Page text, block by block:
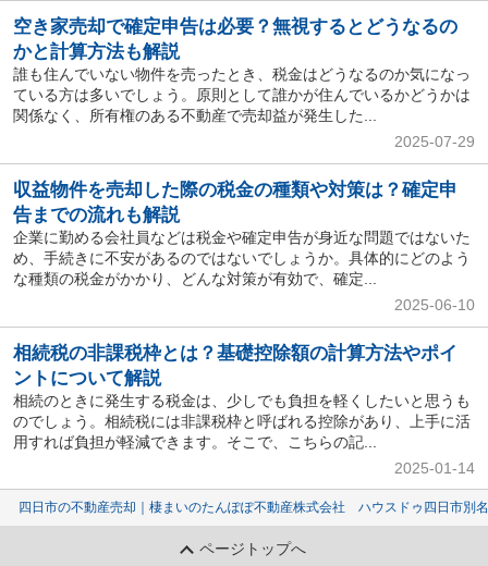
空き家売却で確定申告は必要？無視するとどうなるの
かと計算方法も解説
誰も住んでいない物件を売ったとき、税金はどうなるのか気になっ
ている方は多いでしょう。原則として誰かが住んでいるかどうかは
関係なく、所有権のある不動産で売却益が発生した...
2025-07-29
収益物件を売却した際の税金の種類や対策は？確定申
告までの流れも解説
企業に勤める会社員などは税金や確定申告が身近な問題ではないた
め、手続きに不安があるのではないでしょうか。具体的にどのよう
な種類の税金がかかり、どんな対策が有効で、確定...
2025-06-10
相続税の非課税枠とは？基礎控除額の計算方法やポイ
ントについて解説
相続のときに発生する税金は、少しでも負担を軽くしたいと思うも
のでしょう。相続税には非課税枠と呼ばれる控除があり、上手に活
用すれば負担が軽減できます。そこで、こちらの記...
2025-01-14
四日市の不動産売却｜棲まいのたんぽぽ不動産株式会社 ハウスドゥ四日市別名
ページトップへ